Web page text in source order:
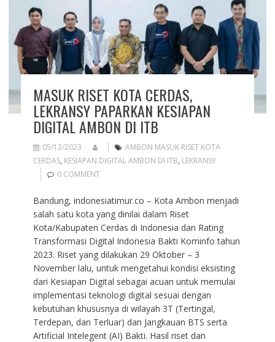
MASUK RISET KOTA CERDAS,
LEKRANSY PAPARKAN KESIAPAN
DIGITAL AMBON DI ITB
05/12/2023
AMBON MASUK RISET KOTA
CERDAS, KESIAPAN DIGITAL AMBON DI ITB, LEKRANSY
0 COMMENT
Bandung, indonesiatimur.co – Kota Ambon menjadi
salah satu kota yang dinilai dalam Riset
Kota/Kabupaten Cerdas di Indonesia dan Rating
Transformasi Digital Indonesia Bakti Kominfo tahun
2023. Riset yang dilakukan 29 Oktober – 3
November lalu, untuk mengetahui kondisi eksisting
dari Kesiapan Digital sebagai acuan untuk memulai
implementasi teknologi digital sesuai dengan
kebutuhan khususnya di wilayah 3T (Tertingal,
Terdepan, dan Terluar) dan Jangkauan BTS serta
Artificial Intelegent (AI) Bakti. Hasil riset dan